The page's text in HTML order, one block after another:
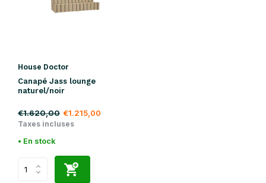
House Doctor
Canapé Jass lounge
naturel/noir
€1.620,00 €1.215,00
Taxes incluses
• En stock